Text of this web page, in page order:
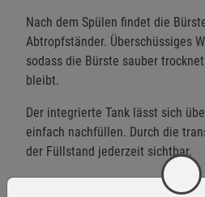
Nach dem Spülen findet die
Abtropfständer. Überschüssiges
sodass die Bürste sauber
bleibt.
Der integrierte Tank lässt sich
einfach nachfüllen. Durch die
der Füllstand jederzeit sichtbar.
Die Form liegt gut in der Hand